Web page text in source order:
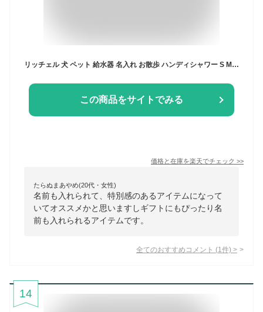
リッチェル 犬 ペット 給水器 名入れ お散歩 ハンディシャワー S M 水分補給 マナー水洗 おしゃれ ペットボトル 超小型犬 小型犬 中型犬 プレゼント ギフト ラッピング nichie ニチエー 刻印
この商品をサイトでみる
価格と在庫を楽天でチェック >>
たらぬまあやめ(20代・女性)
名前も入れられて、特別感のあるアイテムになって
いてオススメかと思いますしギフトにもぴったり名
前も入れられるアイテムです。
全てのおすすめコメント (1 件) >
14